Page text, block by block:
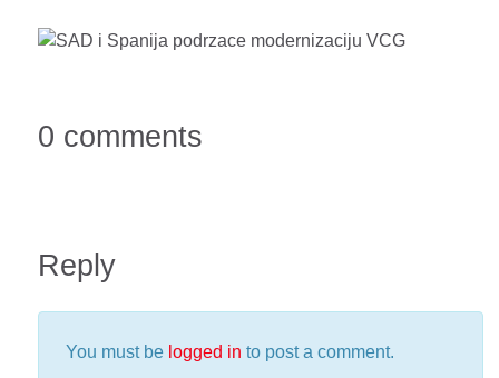
0 comments
Reply
You must be logged in to post a comment.